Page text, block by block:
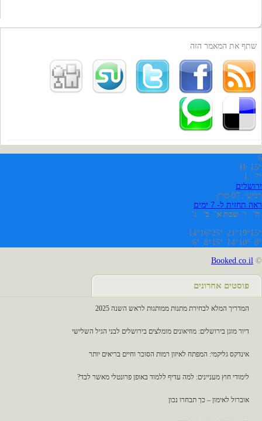
שתף את המאמר הזה
6
H: 15°
L: 7°
ירושלים
רביעי, 07 מרץ
ראה תחזית ל- 7 ימים
ה'
ו' שבת א' ב' ג'
15°
19°
21°
25°
16°
14°
8°
10°
14°
15°
8°
6°
©
Booked.co.il
פוסטים אחרונים
המדריך המלא לבחירת מתנות ממותגות לראש השנה 2025
דיור מוגן בירושלים: מוזיאונים מומלצים בירושלים לבני הגיל השלישי
אינדקס גליקמי: המפתח לאיזון רמות הסוכר וחיים בריאים יותר
לימודי חוץ מעניינים: למה עדיף ללמוד באופן פרונטלי מאשר לבד?
אוברול לאימון – כך תבחרו נכון